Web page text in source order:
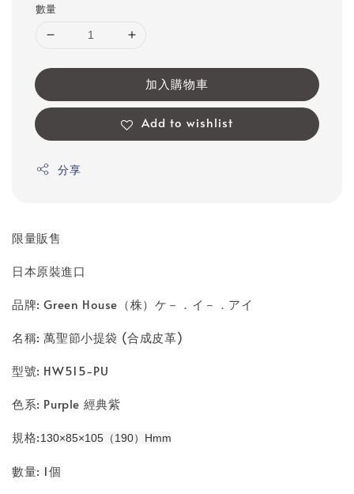
數量
加入購物車
Add to wishlist
分享
限量販售
日本原裝進口
品牌: Green House（株）ケ－．イ－．アイ
名稱: 萬聖節小提袋 (合成皮革)
型號: HW515-PU
色系: Purple 經典紫
規格:130×85×105（190）Hmm
數量: 1個